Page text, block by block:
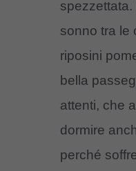
sonno tra le
riposini
bella
attenti, che
dormire
perché